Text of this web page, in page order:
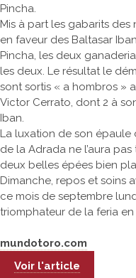
Pincha.
Mis à part les gabarits
en faveur des Baltasar
Pincha, les deux
les deux. Le résultat le
sont sortis « a hombros »
Victor Cerrato, dont 2 à
Iban.
La luxation de son
de la Adrada ne l’aura
deux belles épées bien
Dimanche, repos et soins
ce mois de septembre
triomphateur de la feria en
mundotoro.com
Voir l'article